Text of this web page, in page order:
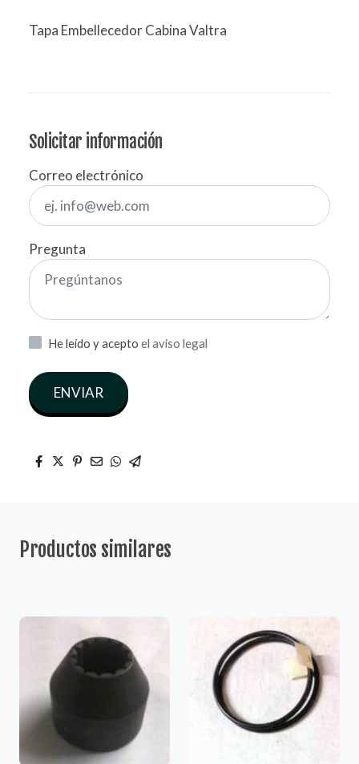
Tapa Embellecedor Cabina Valtra
Solicitar información
Correo electrónico
Pregunta
He leído y acepto el aviso legal
ENVIAR
Productos similares